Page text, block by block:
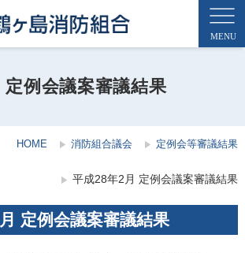
例会議案審議結果
HOME 消防組合議会 定例会等審議結果
平成28年2月 定例会議案審議結果
定例会議案審議結果